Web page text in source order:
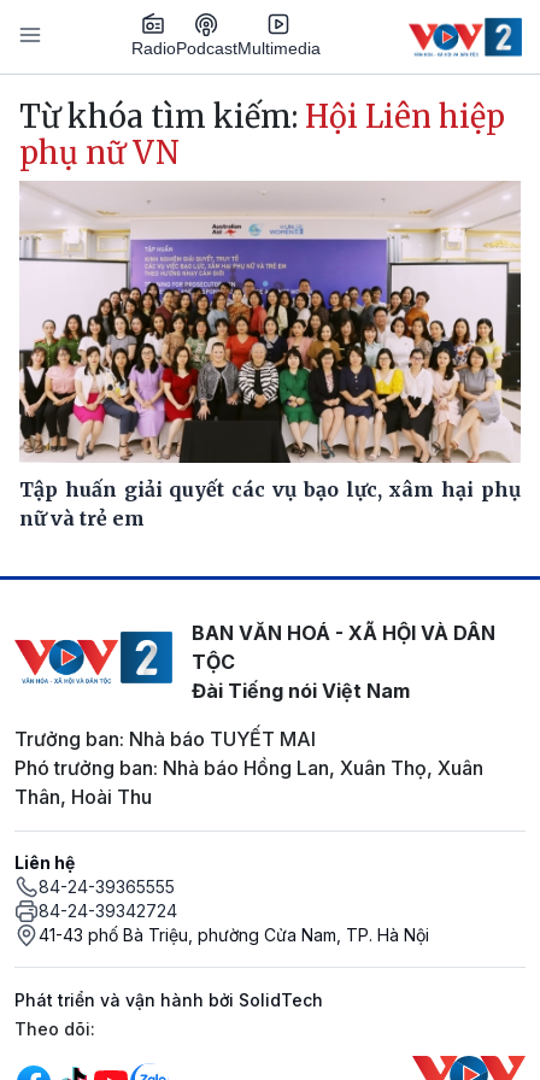
Nhảy đến nội dung
RadioPodcastMultimedia
Main navigation
Từ khóa tìm kiếm: Hội Liên hiệp
phụ nữ VN
Tập huấn giải quyết các vụ bạo lực, xâm hại phụ
nữ và trẻ em
BAN VĂN HOÁ - XÃ HỘI VÀ DÂN
TỘC
Đài Tiếng nói Việt Nam
Trưởng ban: Nhà báo TUYẾT MAI
Phó trưởng ban: Nhà báo Hồng Lan, Xuân Thọ, Xuân
Thân, Hoài Thu
Liên hệ
84-24-39365555
84-24-39342724
41-43 phố Bà Triệu, phường Cửa Nam, TP. Hà Nội
Phát triển và vận hành bởi SolidTech
Mạng xã hội
Theo dõi: